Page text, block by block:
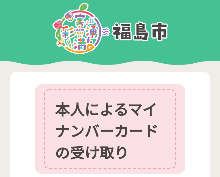
本人によるマイ
ナンバーカード
の受け取り